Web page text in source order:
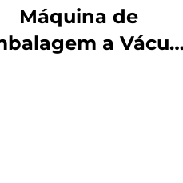
Máquina de
a Vácuo